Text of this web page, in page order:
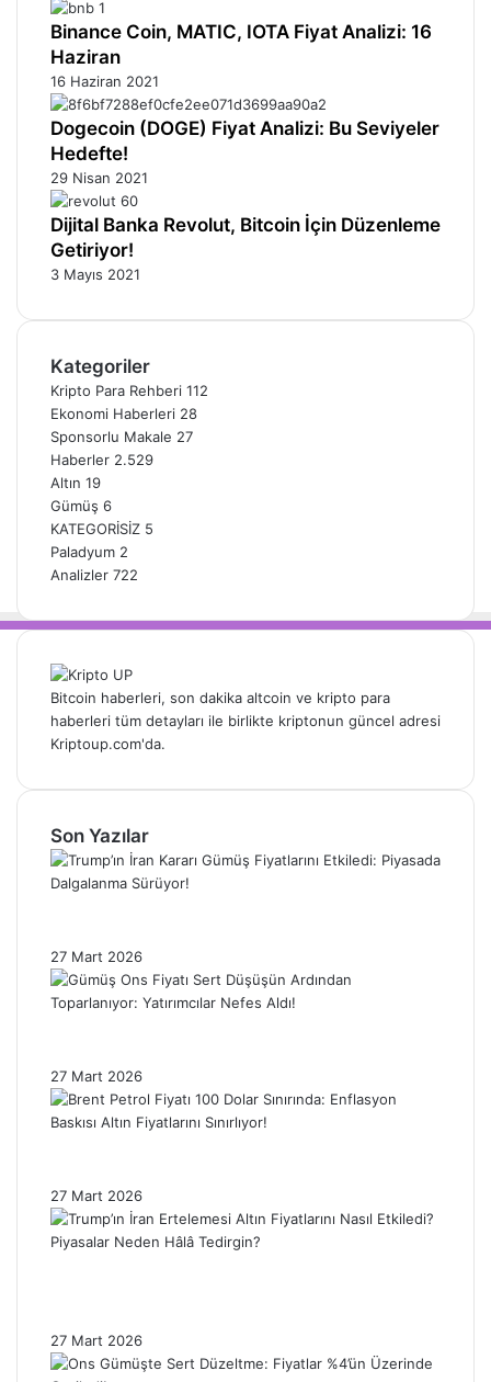
Binance Coin, MATIC, IOTA Fiyat Analizi: 16
Haziran
16 Haziran 2021
Dogecoin (DOGE) Fiyat Analizi: Bu Seviyeler
Hedefte!
29 Nisan 2021
Dijital Banka Revolut, Bitcoin İçin Düzenleme
Getiriyor!
3 Mayıs 2021
Kategoriler
Kripto Para Rehberi 112
Ekonomi Haberleri 28
Sponsorlu Makale 27
Haberler 2.529
Altın 19
Gümüş 6
KATEGORİSİZ 5
Paladyum 2
Analizler 722
Bitcoin haberleri, son dakika altcoin ve kripto para
haberleri tüm detayları ile birlikte kriptonun güncel adresi
Kriptoup.com'da.
Son Yazılar
27 Mart 2026
27 Mart 2026
27 Mart 2026
27 Mart 2026